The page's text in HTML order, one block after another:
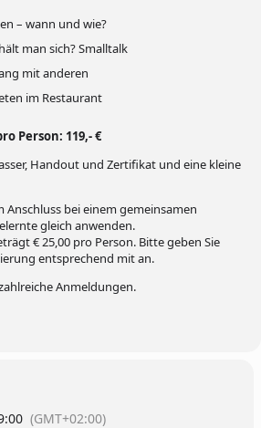
– wann und wie?
man sich? Smalltalk
mit anderen
im Restaurant
Person: 119,- €
Handout und Zertifikat und eine kleine
Anschluss bei einem gemeinsamen
gleich anwenden.
€ 25,00 pro Person. Bitte geben Sie
entsprechend mit an.
Anmeldungen.
(GMT+02:00)